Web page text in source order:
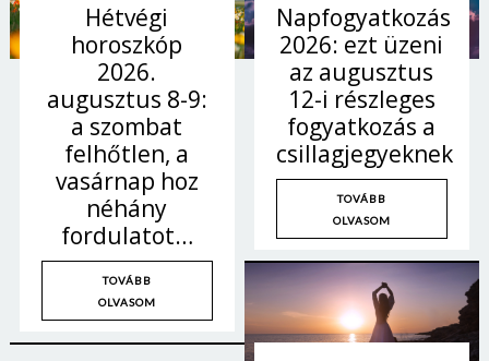
Hétvégi
horoszkóp
2026.
augusztus 8-9:
a szombat
felhőtlen, a
vasárnap hoz
néhány
fordulatot…
TOVÁBB
OLVASOM
Napfogyatkozás
2026: ezt üzeni
az augusztus
12-i részleges
fogyatkozás a
csillagjegyeknek
TOVÁBB
OLVASOM